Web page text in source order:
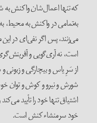
که تنها اعمال‌شان واکنش به
به‌تمامی در واکنش به محیط،
می‌زنند، پس اگر نفی‌ای در این
است، نه آری‌گویی و
از سَرِ یاس و بیچارگی و
شورش و نیرو و کوش و توان
اشتیاق تنها خود را تأیید
خود سرمنشاء کنش است.